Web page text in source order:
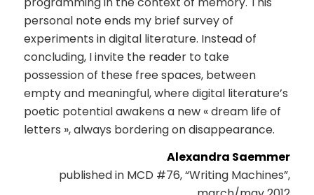
personal note ends my brief survey of
experiments in digital literature. Instead of
concluding, I invite the reader to take
possession of these free spaces, between
empty and meaningful, where digital literature’s
poetic potential awakens a new « dream life of
letters », always bordering on disappearance.
Alexandra Saemmer
published in MCD #76, “Writing Machines”,